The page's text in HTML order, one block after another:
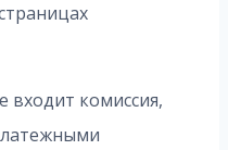
входит комиссия,